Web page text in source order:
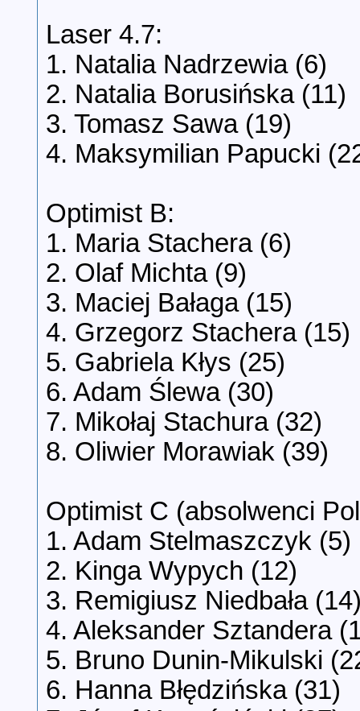
Laser 4.7:
1. Natalia Nadrzewia (6)
2. Natalia Borusińska (11)
3. Tomasz Sawa (19)
4. Maksymilian Papucki
Optimist B:
1. Maria Stachera (6)
2. Olaf Michta (9)
3. Maciej Bałaga (15)
4. Grzegorz Stachera (15)
5. Gabriela Kłys (25)
6. Adam Ślewa (30)
7. Mikołaj Stachura (32)
8. Oliwier Morawiak (39)
Optimist C (absolwenci
1. Adam Stelmaszczyk (5)
2. Kinga Wypych (12)
3. Remigiusz Niedbała
4. Aleksander Sztandera
5. Bruno Dunin-Mikulski
6. Hanna Błędzińska (31)